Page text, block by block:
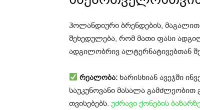
ჰოლანდიური ბრენდების,
შეხედულება, რომ მათი ფასი
ადგილობრივ ალტერნატივებთან
რეალობა: ხარისხიან ავეჯში
საუკუნოვანი მასალა გამძლეობით
თვისებებს. უძრავი ქონების